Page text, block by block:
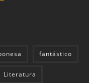
fantástico
Literatura